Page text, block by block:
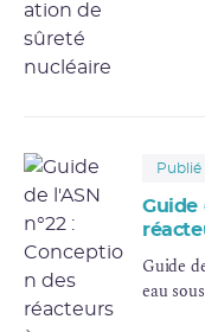
Publié
Guide
Guide
eau